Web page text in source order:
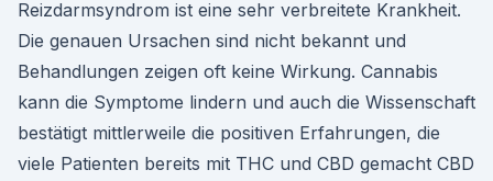
Reizdarmsyndrom ist eine sehr verbreitete Krankheit.
Die genauen Ursachen sind nicht bekannt und
Behandlungen zeigen oft keine Wirkung. Cannabis
kann die Symptome lindern und auch die Wissenschaft
bestätigt mittlerweile die positiven Erfahrungen, die
viele Patienten bereits mit THC und CBD gemacht CBD